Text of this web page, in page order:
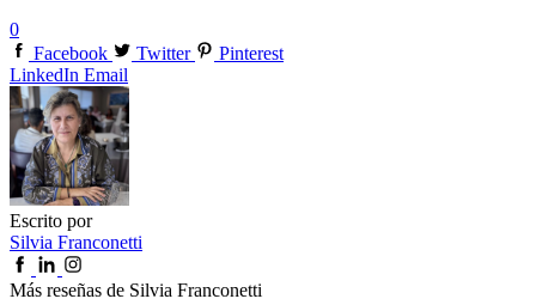
0
Facebook
Twitter
Pinterest
LinkedIn Email
Escrito por
Silvia Franconetti
Más reseñas de Silvia Franconetti